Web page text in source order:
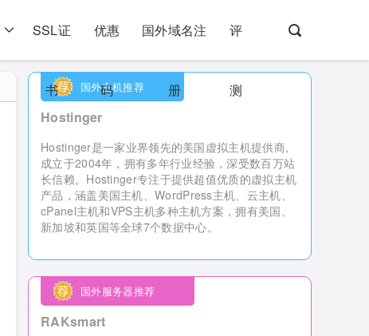
SSL证
书
优惠
码
国外域名注
册
评
测
国外主机推荐
Hostinger
Hostinger是一家业界领先的美国虚拟主机提供商,
成立于2004年，拥有多年行业经验，深受数百万站
长信赖。Hostinger专注于提供超值优质的虚拟主机
产品，涵盖美国主机、WordPress主机、云主机、
cPanel主机和VPS主机多种主机方案，拥有美国、
新加坡和英国等全球7个数据中心。
国外服务器推荐
RAKsmart